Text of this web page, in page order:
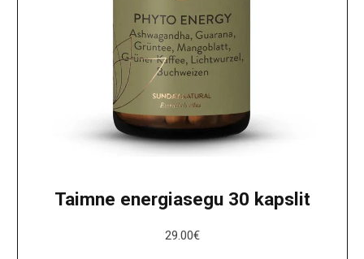
Taimne energiasegu 30 kapslit
29.00€